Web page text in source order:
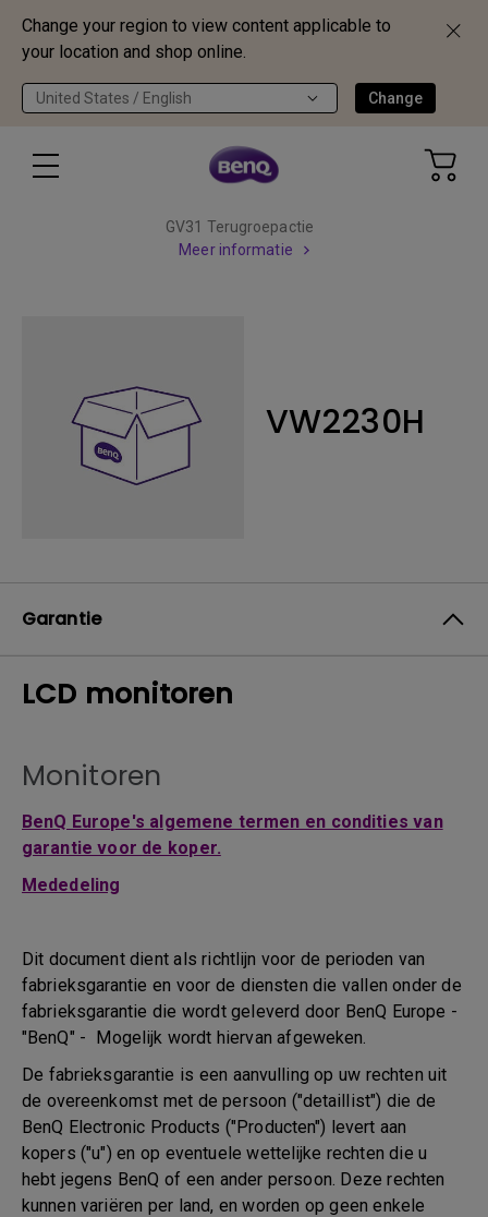
Change your region to view content applicable to
your location and shop online.
United States / English Change
GV31 Terugroepactie
Meer informatie
VW2230H
Garantie
LCD monitoren
Monitoren
BenQ Europe's algemene termen en condities van
garantie voor de koper.
Mededeling
Dit document dient als richtlijn voor de perioden van
fabrieksgarantie en voor de diensten die vallen onder de
fabrieksgarantie die wordt geleverd door BenQ Europe -
"BenQ" - Mogelijk wordt hiervan afgeweken.
De fabrieksgarantie is een aanvulling op uw rechten uit
de overeenkomst met de persoon ("detaillist") die de
BenQ Electronic Products ("Producten") levert aan
kopers ("u") en op eventuele wettelijke rechten die u
hebt jegens BenQ of een ander persoon. Deze rechten
kunnen variëren per land, en worden op geen enkele